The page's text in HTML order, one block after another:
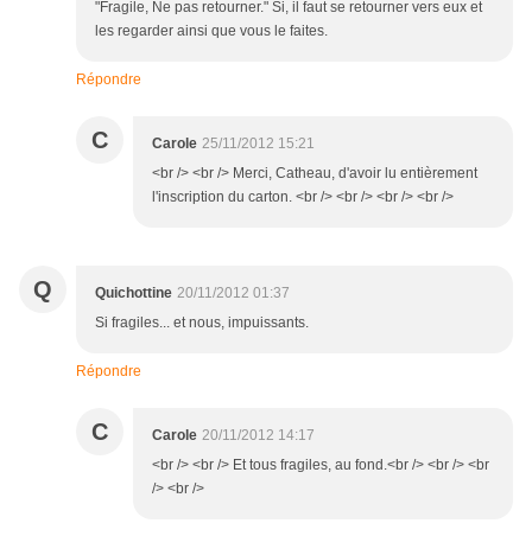
"Fragile, Ne pas retourner." Si, il faut se retourner vers eux et
les regarder ainsi que vous le faites.
Répondre
C Carole 25/11/2012 15:21
<br /> <br /> Merci, Catheau, d'avoir lu entièrement
l'inscription du carton. <br /> <br /> <br /> <br />
Q Quichottine 20/11/2012 01:37
Si fragiles... et nous, impuissants.
Répondre
C Carole 20/11/2012 14:17
<br /> <br /> Et tous fragiles, au fond.<br /> <br /> <br
/> <br />